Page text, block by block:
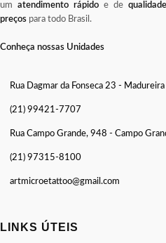
um atendimento rápido e de qualidade
preços para todo Brasil.
Conheça nossas Unidades
Rua Dagmar da Fonseca 23 -
(21) 99421-7707
Rua Campo Grande, 948 - Campo
(21) 97315-8100
artmicroetattoo@gmail.com
LINKS ÚTEIS